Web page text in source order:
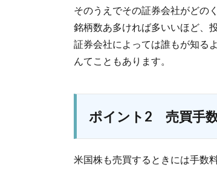
そのうえでその証券会社がどの
銘柄数あ多ければ多いいほど、
証券会社によっては誰もが知る
んてこともあります。
ポイント2 売買手
米国株も売買するときには手数